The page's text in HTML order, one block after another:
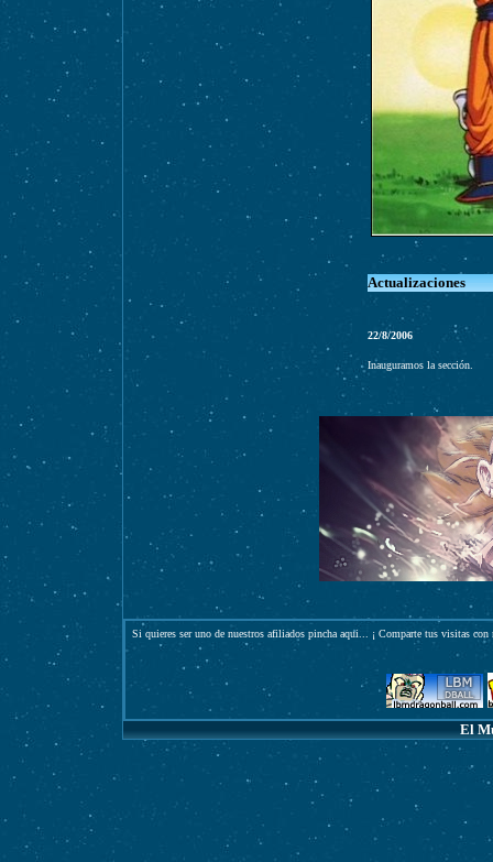
Actualizaciones
22/8/2006
Inauguramos la sección.
Si quieres ser uno de nuestros afiliados pincha aqui ... ¡ Comparte tus visitas con
El